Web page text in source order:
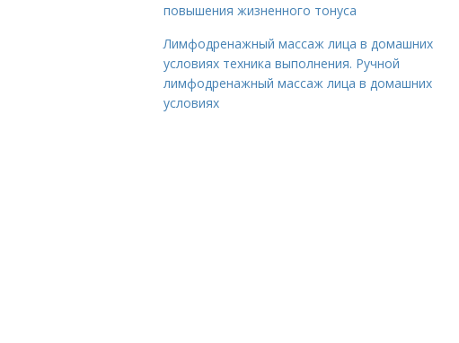
повышения жизненного тонуса
Лимфодренажный массаж лица в домашних
условиях техника выполнения. Ручной
лимфодренажный массаж лица в домашних
условиях